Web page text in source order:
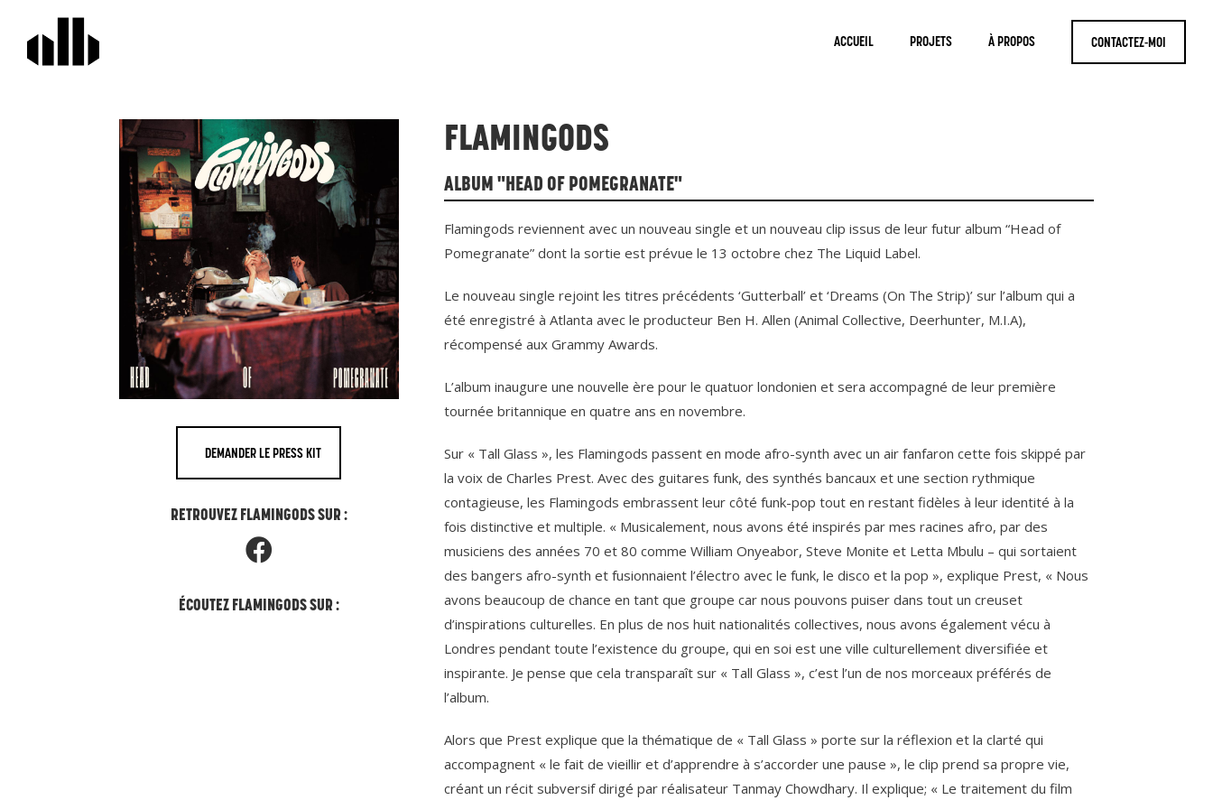
ACCUEIL PROJETS À PROPOS CONTACTEZ-MOI
DEMANDER LE PRESS KIT
RETROUVEZ FLAMINGODS SUR :
ÉCOUTEZ FLAMINGODS SUR :
FLAMINGODS
ALBUM "HEAD OF POMEGRANATE"
Flamingods reviennent avec un nouveau single et un nouveau clip issus de leur futur album “Head of
Pomegranate” dont la sortie est prévue le 13 octobre chez The Liquid Label.
Le nouveau single rejoint les titres précédents ‘Gutterball’ et ‘Dreams (On The Strip)’ sur l’album qui a
été enregistré à Atlanta avec le producteur Ben H. Allen (Animal Collective, Deerhunter, M.I.A),
récompensé aux Grammy Awards.
L’album inaugure une nouvelle ère pour le quatuor londonien et sera accompagné de leur première
tournée britannique en quatre ans en novembre.
Sur « Tall Glass », les Flamingods passent en mode afro-synth avec un air fanfaron cette fois skippé par
la voix de Charles Prest. Avec des guitares funk, des synthés bancaux et une section rythmique
contagieuse, les Flamingods embrassent leur côté funk-pop tout en restant fidèles à leur identité à la
fois distinctive et multiple. « Musicalement, nous avons été inspirés par mes racines afro, par des
musiciens des années 70 et 80 comme William Onyeabor, Steve Monite et Letta Mbulu – qui sortaient
des bangers afro-synth et fusionnaient l’électro avec le funk, le disco et la pop », explique Prest, « Nous
avons beaucoup de chance en tant que groupe car nous pouvons puiser dans tout un creuset
d’inspirations culturelles. En plus de nos huit nationalités collectives, nous avons également vécu à
Londres pendant toute l’existence du groupe, qui en soi est une ville culturellement diversifiée et
inspirante. Je pense que cela transparaît sur « Tall Glass », c’est l’un de nos morceaux préférés de
l’album.
Alors que Prest explique que la thématique de « Tall Glass » porte sur la réflexion et la clarté qui
accompagnent « le fait de vieillir et d’apprendre à s’accorder une pause », le clip prend sa propre vie,
créant un récit subversif dirigé par réalisateur Tanmay Chowdhary. Il explique; « Le traitement du film